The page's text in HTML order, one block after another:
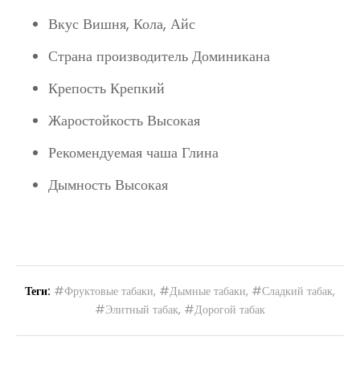
Вкус Вишня, Кола, Айс
Страна производитель Доминикана
Крепость Крепкий
Жаростойкость Высокая
Рекомендуемая чаша Глина
Дымность Высокая
Теги: #Фруктовые табаки, #Дымные табаки, #Сладкий табак,
#Элитный табак, #Дорогой табак